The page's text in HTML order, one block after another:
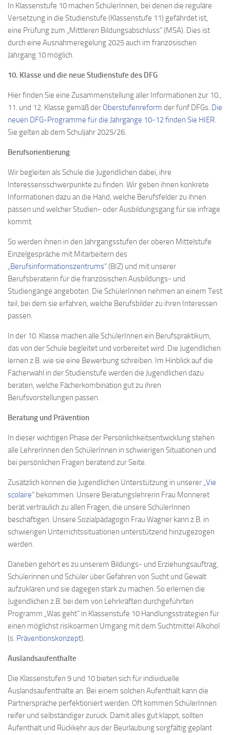
In Klassenstufe 10 machen SchülerInnen, bei denen die reguläre
Versetzung in die Studienstufe (Klassenstufe 11) gefährdet ist,
eine Prüfung zum „Mittleren Bildungsabschluss“ (MSA). Dies ist
durch eine Ausnahmeregelung 2025 auch im französischen
Jahrgang 10 möglich.
10. Klasse und die neue Studienstufe des DFG
Hier finden Sie eine Zusammenstellung aller Informationen zur 10.,
11. und 12. Klasse gemäß der Oberstufenreform der fünf DFGs. Die
neuen DFG-Programme für die Jahrgänge 10-12 finden Sie HIER.
Sie gelten ab dem Schuljahr 2025/26.
Berufsorientierung
Wir begleiten als Schule die Jugendlichen dabei, ihre
Interessensschwerpunkte zu finden. Wir geben ihnen konkrete
Informationen dazu an die Hand, welche Berufsfelder zu ihnen
passen und welcher Studien- oder Ausbildungsgang für sie infrage
kommt.
So werden ihnen in den Jahrgangsstufen der oberen Mittelstufe
Einzelgespräche mit Mitarbeitern des
„Berufsinformationszentrums“ (BIZ) und mit unserer
Berufsberaterin für die französischen Ausbildungs- und
Studiengänge angeboten. Die SchülerInnen nehmen an einem Test
teil, bei dem sie erfahren, welche Berufsbilder zu ihren Interessen
passen.
In der 10. Klasse machen alle SchülerInnen ein Berufspraktikum,
das von der Schule begleitet und vorbereitet wird. Die Jugendlichen
lernen z.B. wie sie eine Bewerbung schreiben. Im Hinblick auf die
Fächerwahl in der Studienstufe werden die Jugendlichen dazu
beraten, welche Fächerkombination gut zu ihren
Berufsvorstellungen passen.
Beratung und Prävention
In dieser wichtigen Phase der Persönlichkeitsentwicklung stehen
alle LehrerInnen den SchülerInnen in schwierigen Situationen und
bei persönlichen Fragen beratend zur Seite.
Zusätzlich können die Jugendlichen Unterstützung in unserer „Vie
scolaire“ bekommen. Unsere Beratungslehrerin Frau Monneret
berät vertraulich zu allen Fragen, die unsere SchülerInnen
beschäftigen. Unsere Sozialpädagogin Frau Wagner kann z.B. in
schwierigen Unterrichtssituationen unterstützend hinzugezogen
werden.
Daneben gehört es zu unserem Bildungs- und Erziehungsauftrag,
Schülerinnen und Schüler über Gefahren von Sucht und Gewalt
aufzuklären und sie dagegen stark zu machen. So erlernen die
Jugendlichen z.B. bei dem von Lehrkräften durchgeführten
Programm „Was geht“ in Klassenstufe 10 Handlungsstrategien für
einen möglichst risikoarmen Umgang mit dem Suchtmittel Alkohol
(s. Präventionskonzept).
Auslandsaufenthalte
Die Klassenstufen 9 und 10 bieten sich für individuelle
Auslandsaufenthalte an. Bei einem solchen Aufenthalt kann die
Partnersprache perfektioniert werden. Oft kommen SchülerInnen
reifer und selbständiger zurück. Damit alles gut klappt, sollten
Aufenthalt und Rückkehr aus der Beurlaubung sorgfältig geplant